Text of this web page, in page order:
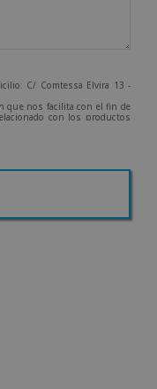
C/ Comtessa Elvira 13 -
que nos facilita con el fin de
con los productos
interés.
Privacidad.